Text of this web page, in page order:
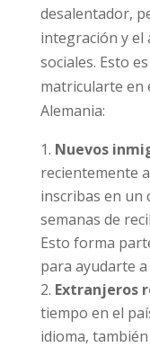
desalentador,
integración y el
sociales. Esto
matricularte en
Alemania:
Nuevos
recientemente
inscribas en un
semanas de
Esto forma
para ayudarte
Extranjeros
tiempo en el
idioma,